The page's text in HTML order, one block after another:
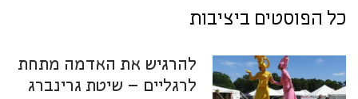
כל הפוסטים ביציבות
להרגיש את האדמה מתחת
לרגליים – שיטת גרינברג